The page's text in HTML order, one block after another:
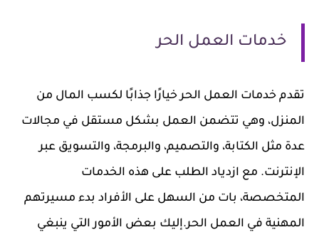
خدمات العمل الحر
تقدم خدمات العمل الحر خيارًا جذابًا لكسب المال من
المنزل، وهي تتضمن العمل بشكل مستقل في مجالات
عدة مثل الكتابة، والتصميم، والبرمجة، والتسويق عبر
الإنترنت. مع ازدياد الطلب على هذه الخدمات
المتخصصة، بات من السهل على الأفراد بدء مسيرتهم
المهنية في العمل الحر.إليك بعض الأمور التي ينبغي